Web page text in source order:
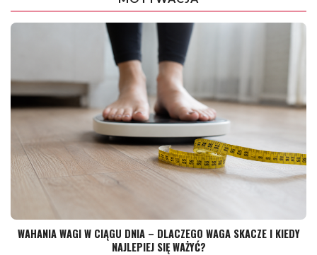
WAHANIA WAGI W CIĄGU DNIA – DLACZEGO WAGA SKACZE I KIEDY
NAJLEPIEJ SIĘ WAŻYĆ?